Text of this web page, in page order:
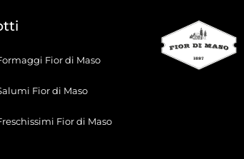
Fior di Maso
Fior di Maso
Fior di Maso